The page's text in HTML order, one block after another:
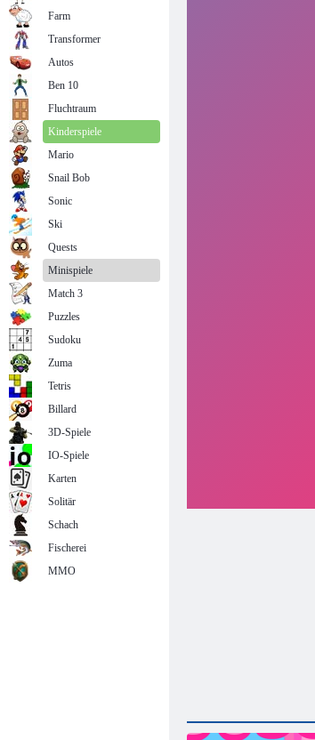
Farm
Transformer
Autos
Ben 10
Fluchtraum
Kinderspiele
Mario
Snail Bob
Sonic
Ski
Quests
Minispiele
Match 3
Puzzles
Sudoku
Zuma
Tetris
Billard
3D-Spiele
IO-Spiele
Karten
Solitär
Schach
Fischerei
MMO